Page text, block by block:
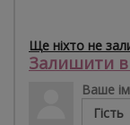
Ще ніхто не
Залишити
Ваше